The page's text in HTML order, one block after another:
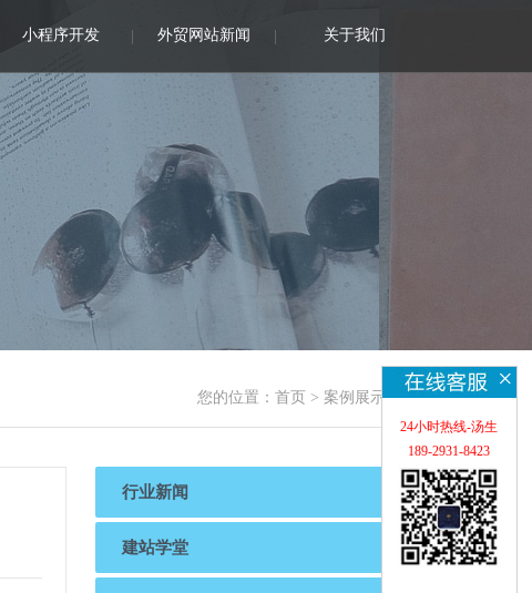
小程序开发 外贸网站新闻 关于我们
您的位置： 首页 > 案例展示
行业新闻
建站学堂
×
24小时热线-汤生
189-2931-8423